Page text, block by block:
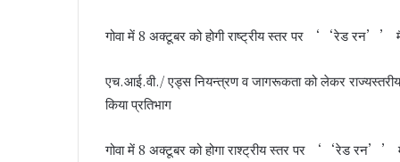
गोवा में 8 अक्टूबर को होगी राष्ट्रीय स्तर पर ‘‘रेड रन’’
एच.आई.वी./ एड्स नियन्त्रण व जागरूकता को लेकर
किया प्रतिभाग
गोवा में 8 अक्टूबर को होगा राश्ट्रीय स्तर पर ‘‘रेड रन’’